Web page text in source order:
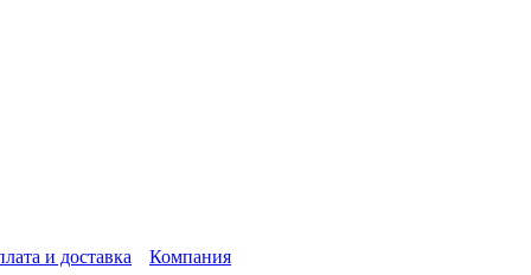
и доставка Компания